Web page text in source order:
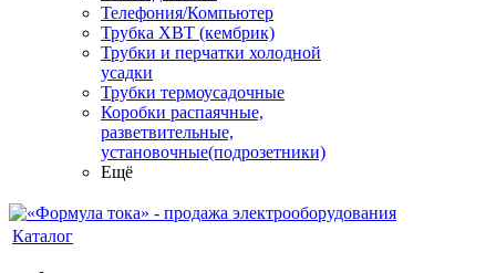
Телефония/Компьютер
Трубка ХВТ (кембрик)
Трубки и перчатки холодной
усадки
Трубки термоусадочные
Коробки распаячные,
разветвительные,
установочные(подрозетники)
Ещё
Каталог